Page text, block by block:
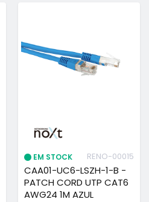
EM STOCK RENO-00015
CAA01-UC6-LSZH-1-B -
PATCH CORD UTP CAT6
AWG24 1M AZUL